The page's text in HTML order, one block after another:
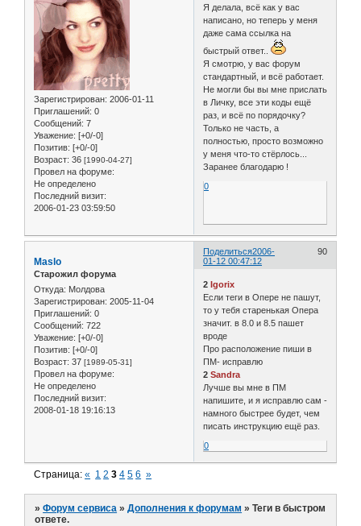
Зарегистрирован: 2006-01-11
Приглашений: 0
Сообщений: 7
Уважение: [+0/-0]
Позитив: [+0/-0]
Возраст: 36 [1990-04-27]
Провел на форуме:
Не определено
Последний визит:
2006-01-23 03:59:50
Я делала, всё как у вас
написано, но теперь у меня
даже сама ссылка на
быстрый ответ..
Я смотрю, у вас форум
стандартный, и всё работает.
Не могли бы вы мне прислать
в Личку, все эти коды ещё
раз, и всё по порядочку?
Только не часть, а
полностью, просто возможно
у меня что-то стёрлось...
Заранее благодарю !
0
Поделиться 90
2006-
01-12 00:47:12
Maslo
Старожил форума
Откуда: Молдова
Зарегистрирован: 2005-11-04
Приглашений: 0
Сообщений: 722
Уважение: [+0/-0]
Позитив: [+0/-0]
Возраст: 37 [1989-05-31]
Провел на форуме:
Не определено
Последний визит:
2008-01-18 19:16:13
2 Igorix
Если теги в Опере не пашут,
то у тебя старенькая Опера
значит. в 8.0 и 8.5 пашет
вроде
Про расположение пиши в
ПМ- исправлю
2Sandra
Лучше вы мне в ПМ
напишите, и я исправлю сам -
намного быстрее будет, чем
писать инструкцию ещё раз.
0
Страница:« 1 2 3 4 5 6 »
»Форум сервиса »Дополнения к форумам »Теги в быстром
ответе.